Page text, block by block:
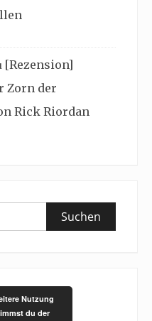
[Rezension]
Zorn der
Rick Riordan
Nutzung
du der